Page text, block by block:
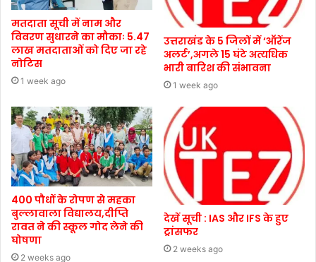
मतदाता सूची में नाम और
विवरण सुधारने का मौकाः 5.47
लाख मतदाताओं को दिए जा रहे
नोटिस
1 week ago
उत्तराखंड के 5 जिलों में ‘ऑरेंज
अलर्ट’,अगले 15 घंटे अत्यधिक
भारी बारिश की संभावना
1 week ago
400 पौधों के रोपण से महका
बुल्लावाला विद्यालय,दीप्ति
रावत ने की स्कूल गोद लेने की
घोषणा
2 weeks ago
देखें सूची : IAS और IFS के हुए
ट्रांसफर
2 weeks ago